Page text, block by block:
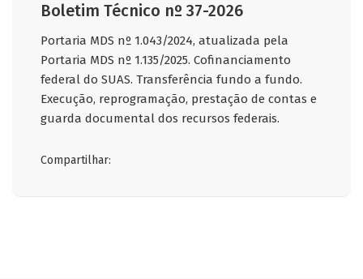
Boletim Técnico nº 37-2026
Portaria MDS nº 1.043/2024, atualizada pela
Portaria MDS nº 1.135/2025. Cofinanciamento
federal do SUAS. Transferência fundo a fundo.
Execução, reprogramação, prestação de contas e
guarda documental dos recursos federais.
Compartilhar: